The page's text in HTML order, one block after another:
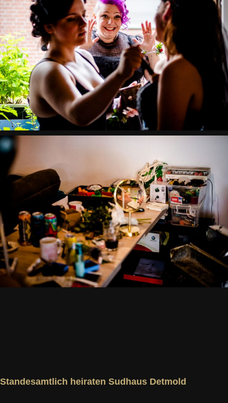
Standesamtlich heiraten Sudhaus Detmold